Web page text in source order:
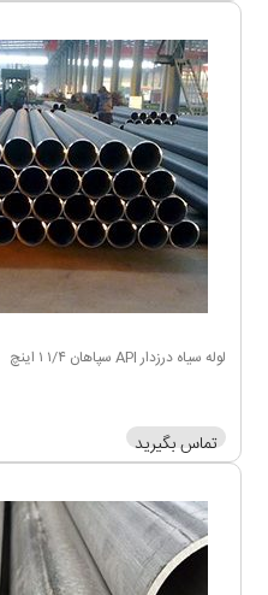
لوله سیاه درزدار API سپاهان ۱/۴ ۱ اینچ
تماس بگیرید